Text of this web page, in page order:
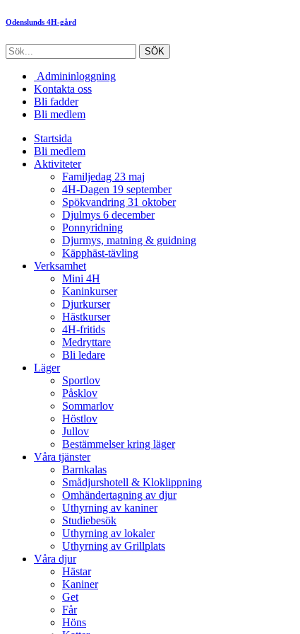
Odenslunds 4H-gård
Admininloggning
Kontakta oss
Bli fadder
Bli medlem
Startsida
Bli medlem
Aktiviteter
Familjedag 23 maj
4H-Dagen 19 september
Spökvandring 31 oktober
Djulmys 6 december
Ponnyridning
Djurmys, matning & guidning
Käpphäst-tävling
Verksamhet
Mini 4H
Kaninkurser
Djurkurser
Hästkurser
4H-fritids
Medryttare
Bli ledare
Läger
Sportlov
Påsklov
Sommarlov
Höstlov
Jullov
Bestämmelser kring läger
Våra tjänster
Barnkalas
Smådjurshotell & Kloklippning
Omhändertagning av djur
Uthyrning av kaniner
Studiebesök
Uthyrning av lokaler
Uthyrning av Grillplats
Våra djur
Hästar
Kaniner
Get
Får
Höns